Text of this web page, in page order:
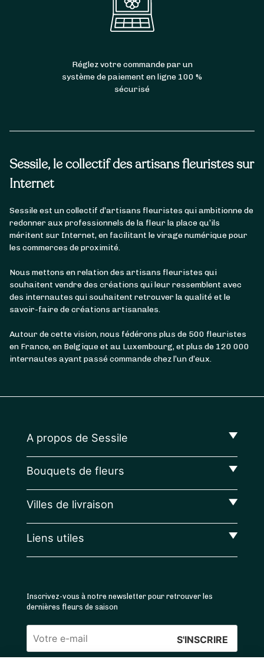
Sessile, le collectif des artisans fleuristes sur
Internet
Sessile est un collectif d’artisans fleuristes qui ambitionne de
redonner aux professionnels de la fleur la place qu’ils
méritent sur Internet, en facilitant le virage numérique pour
les commerces de proximité.
Nous mettons en relation des artisans fleuristes qui
souhaitent vendre des créations qui leur ressemblent avec
des internautes qui souhaitent retrouver la qualité et le
savoir-faire de créations artisanales.
Autour de cette vision, nous fédérons plus de 500 fleuristes
en France, en Belgique et au Luxembourg, et plus de 120 000
internautes ayant passé commande chez l’un d’eux.
Réglez votre commande par un
système de paiement en ligne 100 %
sécurisé
A propos de Sessile
Bouquets de fleurs
Villes de livraison
Liens utiles
Inscrivez-vous à notre newsletter pour retrouver les
dernières fleurs de saison
Veuillez